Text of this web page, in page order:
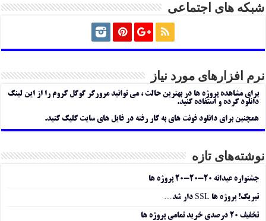
شبکه های اجتماعی
نرم افزارهای مورد نیاز
برای مشاهده پروژه ها در بهترین حالت ، می توانید مرورگر گوگل کروم را از این لینک
دانلود کرده و استفاده کنید.
همچنین برای دانلود فونت های به کار رفته در فایل های سایت کلیک کنید.
نوشته‌های تازه
جشنواره عیدانه ۲۰-۲۰-۲۰ پروژه ها
تبریک! پروژه ها SSL دار شد…
تخفیف ۲۰ درصدی خرید تمامی پروژه ها